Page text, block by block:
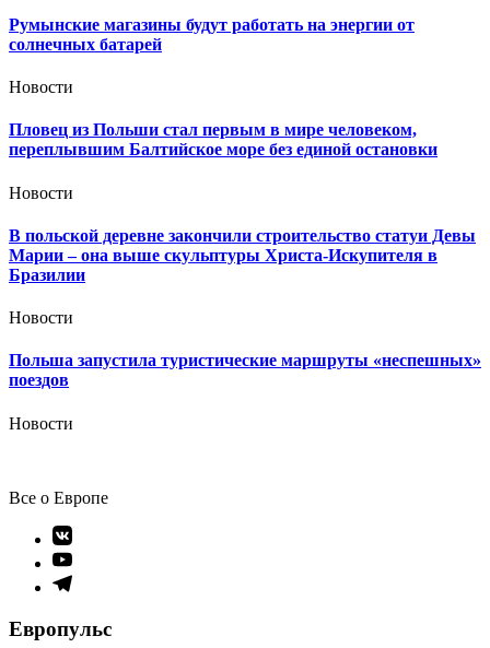
Румынские магазины будут работать на энергии от
солнечных батарей
Новости
Пловец из Польши стал первым в мире человеком,
переплывшим Балтийское море без единой остановки
Новости
В польской деревне закончили строительство статуи Девы
Марии – она выше скульптуры Христа-Искупителя в
Бразилии
Новости
Польша запустила туристические маршруты «неспешных»
поездов
Новости
Все о Европе
Элемент
меню
Элемент
меню
Элемент
Европульс